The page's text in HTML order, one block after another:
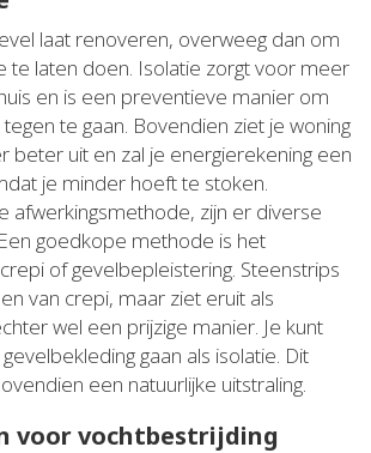
laat renoveren, overweeg dan om
te laten doen. Isolatie zorgt voor meer
en is een preventieve manier om
te gaan. Bovendien ziet je woning
beter uit en zal je energierekening een
je minder hoeft te stoken.
afwerkingsmethode, zijn er diverse
goedkope methode is het
of gevelbepleistering. Steenstrips
van crepi, maar ziet eruit als
wel een prijzige manier. Je kunt
gaan als isolatie. Dit
een natuurlijke uitstraling.
voor vochtbestrijding